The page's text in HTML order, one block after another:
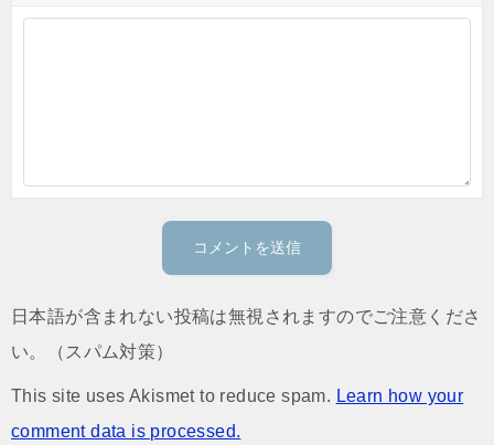
日本語が含まれない投稿は無視されますのでご注意くださ
い。（スパム対策）
This site uses Akismet to reduce spam. Learn how your
comment data is processed.